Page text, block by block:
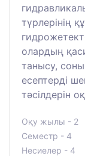
түрлерінің
олардың
танысу,
есептерді
тәсілдерін
Оқу жылы - 2
Семестр - 4
Несиелер - 4